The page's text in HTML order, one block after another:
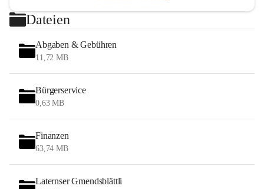
Dateien
Abgaben & Gebühren
11,72 MB
Bürgerservice
0,63 MB
Finanzen
63,74 MB
Laternser Gmendsblättli